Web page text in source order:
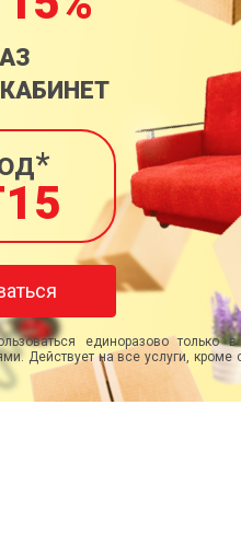
единоразово только
Действует на все услуги, кроме